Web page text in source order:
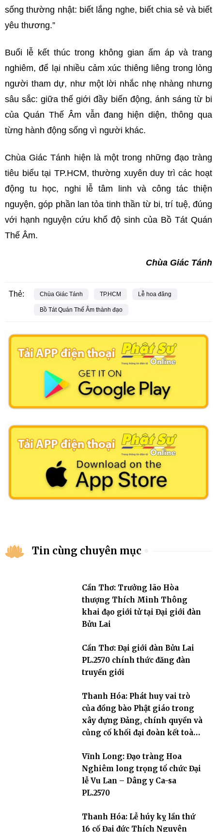
sống thường nhật: biết lắng nghe, biết chia sẻ và biết
yêu thương.”
Buổi lễ kết thúc trong không gian ấm áp và trang
nghiêm, để lại nhiều cảm xúc thiêng liêng trong lòng
người tham dự, như một lời nhắc nhẹ nhàng nhưng
sâu sắc: giữa thế giới đầy biến động, ánh sáng từ bi
của Quán Thế Âm vẫn đang hiện diện, thông qua
từng hành động sống vì người khác.
Chùa Giác Tánh hiện là một trong những đạo tràng
tiêu biểu tại TP.HCM, thường xuyên duy trì các hoạt
động tu học, nghi lễ tâm linh và công tác thiện
nguyện, góp phần lan tỏa tinh thần từ bi, trí tuệ, đúng
với hạnh nguyện cứu khổ độ sinh của Bồ Tát Quán
Thế Âm.
Chùa Giác Tánh
Thẻ: Chùa Giác Tánh TP.HCM Lễ hoa đăng
Bồ Tát Quán Thế Âm thành đạo
Tin cùng chuyên mục
Cần Thơ: Trưởng lão Hòa
thượng Thích Minh Thông
khai đạo giới tử tại Đại giới đàn
Bửu Lai
Cần Thơ: Đại giới đàn Bửu Lai
PL.2570 chính thức đăng đàn
truyền giới
Thanh Hóa: Phát huy vai trò
của đồng bào Phật giáo trong
xây dựng Đảng, chính quyền và
củng cố khối đại đoàn kết toàn
Vĩnh Long: Đạo tràng Hoa
Nghiêm long trọng tổ chức Đại
lễ Vu Lan – Dâng y Ca-sa
PL.2570
Thanh Hóa: Lễ húy kỵ lần thứ
16 cố Đại đức Thích Nguyên